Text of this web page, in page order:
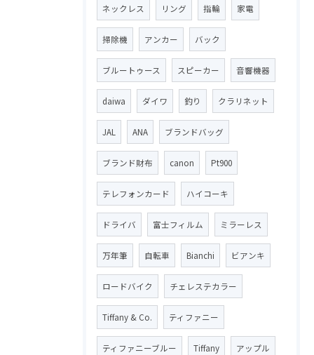
ネックレス リング 指輪 家電
掃除機 アンカー バック
ブルートゥース スピーカー 音響機器
daiwa ダイワ 釣り クラリネット
JAL ANA ブランドバッグ
ブランド財布 canon Pt900
テレフォンカード ハイコーキ
ドライバ 富士フィルム ミラーレス
万年筆 自転車 Bianchi ビアンキ
ロードバイク チェレステカラー
Tiffany & Co. ティファニー
ティファニーブルー Tiffany アップル